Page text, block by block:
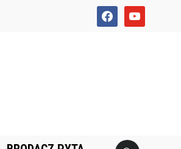
facebookyoutube